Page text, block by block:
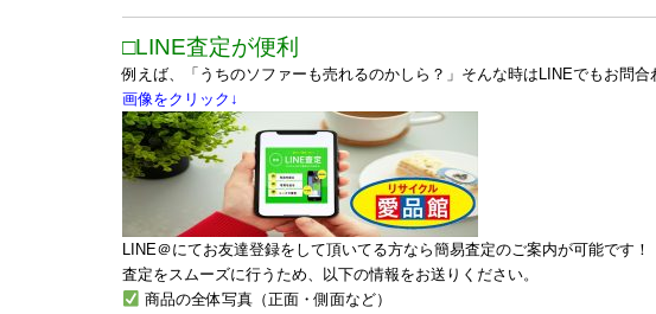
□LINE査定が便利
例えば、「うちのソファーも売れるのかしら？」そんな時はLINEでもお問合
画像をクリック↓
LINE＠にてお友達登録をして頂いてる方なら簡易査定のご案内が可能です！
査定をスムーズに行うため、以下の情報をお送りください。
商品の全体写真（正面・側面など）